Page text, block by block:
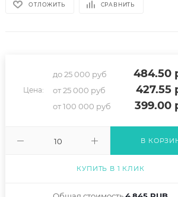
ОТЛОЖИТЬ СРАВНИТЬ
Цена:
до 25 000 руб 484.50
от 25 000 руб 427.55
от 100 000 руб 399.00
В
КУПИТЬ В 1 КЛИК